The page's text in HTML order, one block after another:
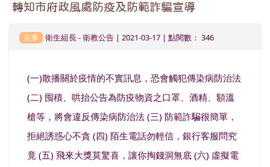
轉知市府政風處防疫及防範詐騙宣導
宣導 衛生組長-衛教公告| 2021-03-17 | 點閱數： 346
(一)散播關於疫情的不實訊息，恐會觸犯傳染病防治法
(二) 囤積、哄抬公告為防疫物資之口罩、酒精、額溫
槍等，將會違反傳染病防治法 (三) 防範詐騙很簡單，
拒絕誘惑心不貪 (四) 陌生電話勿輕信，銀行客服問究
竟 (五) 飛來大獎莫驚喜，讓你掏錢洞無底 (六) 虛擬電